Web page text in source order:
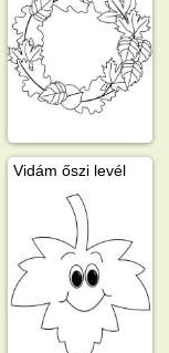
Vidám őszi levél